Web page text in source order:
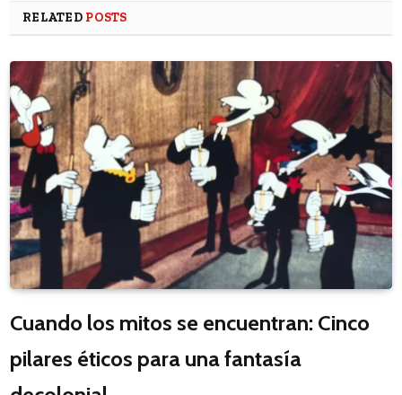
RELATED POSTS
Cuando los mitos se encuentran: Cinco
pilares éticos para una fantasía